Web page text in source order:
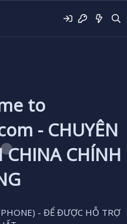
to
- CHUYÊN
CHINA CHÍNH
- ĐỂ ĐƯỢC HỖ TRỢ